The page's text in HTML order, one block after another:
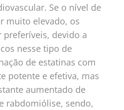
Se o nível de
muito elevado, os
devido a
nesse tipo de
de estatinas com
potente e efetiva, mas
aumentado de
rabdomiólise, sendo,